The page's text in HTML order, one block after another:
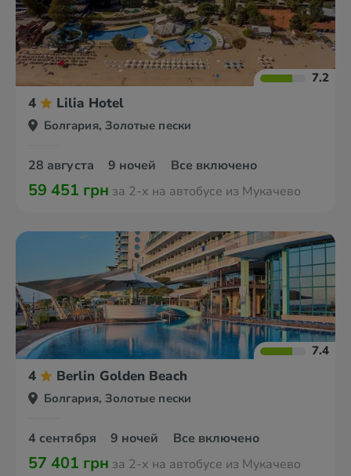
7.2
4 Lilia Hotel
Болгария, Золотые пески
28 августа 9 ночей Все включено
59 451 грн за 2-х на автобусе из Мукачево
7.4
4 Berlin Golden Beach
Болгария, Золотые пески
4 сентября 9 ночей Все включено
57 401 грн за 2-х на автобусе из Мукачево